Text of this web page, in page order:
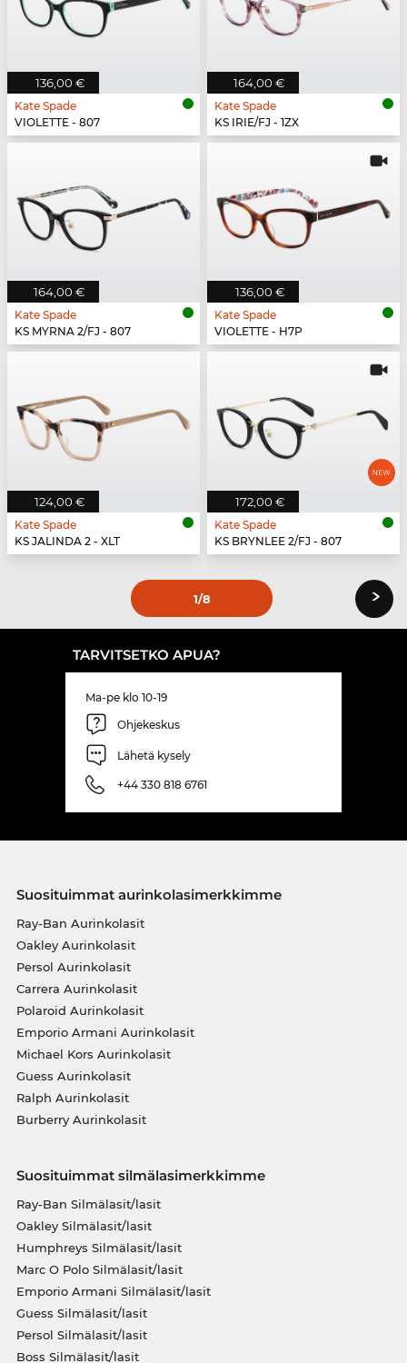
136,00 €
Kate Spade
VIOLETTE - 807
164,00 €
Kate Spade
KS IRIE/FJ - 1ZX
164,00 €
Kate Spade
KS MYRNA 2/FJ - 807
136,00 €
Kate Spade
VIOLETTE - H7P
124,00 €
Kate Spade
KS JALINDA 2 - XLT
172,00 €
Kate Spade
KS BRYNLEE 2/FJ - 807
1/8 ›
TARVITSETKO APUA?
Ma-pe klo 10-19
Ohjekeskus
Lähetä kysely
+44 330 818 6761
Suosituimmat aurinkolasimerkkimme
Ray-Ban Aurinkolasit
Oakley Aurinkolasit
Persol Aurinkolasit
Carrera Aurinkolasit
Polaroid Aurinkolasit
Emporio Armani Aurinkolasit
Michael Kors Aurinkolasit
Guess Aurinkolasit
Ralph Aurinkolasit
Burberry Aurinkolasit
Suosituimmat silmälasimerkkimme
Ray-Ban Silmälasit/lasit
Oakley Silmälasit/lasit
Humphreys Silmälasit/lasit
Marc O Polo Silmälasit/lasit
Emporio Armani Silmälasit/lasit
Guess Silmälasit/lasit
Persol Silmälasit/lasit
Boss Silmälasit/lasit